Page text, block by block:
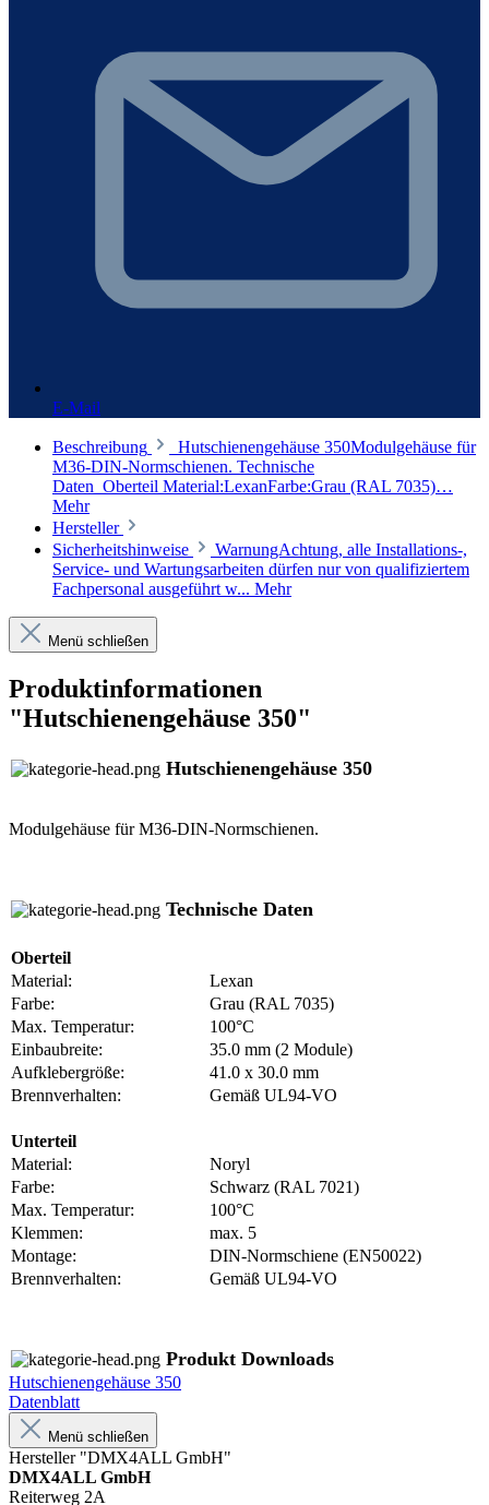
E-Mail
Beschreibung
Hutschienengehäuse 350Modulgehäuse für
M36-DIN-Normschienen. Technische
Daten Oberteil Material:LexanFarbe:Grau (RAL 7035)…
Mehr
Hersteller
Sicherheitshinweise
WarnungAchtung, alle Installations-,
Service- und Wartungsarbeiten dürfen nur von qualifiziertem
Fachpersonal ausgeführt w... Mehr
Menü schließen
Produktinformationen
"Hutschienengehäuse 350"
Hutschienengehäuse 350
Modulgehäuse für M36-DIN-Normschienen.
Technische Daten
Oberteil
Material:
Lexan
Farbe:
Grau (RAL 7035)
Max. Temperatur:
100°C
Einbaubreite:
35.0 mm (2 Module)
Aufklebergröße:
41.0 x 30.0 mm
Brennverhalten:
Gemäß UL94-VO
Unterteil
Material:
Noryl
Farbe:
Schwarz (RAL 7021)
Max. Temperatur:
100°C
Klemmen:
max. 5
Montage:
DIN-Normschiene (EN50022)
Brennverhalten:
Gemäß UL94-VO
Produkt Downloads
Hutschienengehäuse 350
Datenblatt
Menü schließen
Hersteller "DMX4ALL GmbH"
DMX4ALL GmbH
Reiterweg 2A